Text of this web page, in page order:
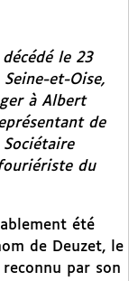
le 23
et-Oise,
à Albert
de
Sociétaire
du
été
de Deuzet, le
par son